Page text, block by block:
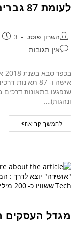
לעומת 87 גברים
השרון פוסט 3 במרץ 2019
אין תגובות
אישה ו- 87
ונהגות),…
להמשך קריאה
מגדל העסקים